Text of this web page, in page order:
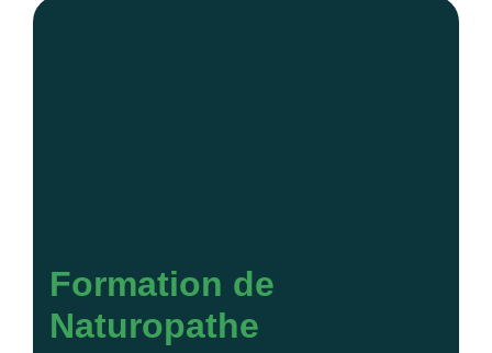
Formation de
Naturopathe